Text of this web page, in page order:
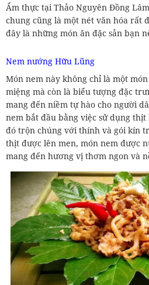
Ẩm thực tại Thảo Nguyên Đồng
chung cũng là một nét văn hóa rất
đây là những món ăn đặc sản bạn
Nem nướng Hữu Lũng
Món nem này không chỉ là một
miệng mà còn là biểu tượng đặc
mang đến niềm tự hào cho người
nem bắt đầu bằng việc sử dụng
đó trộn chúng với thính và gói kín
thịt được lên men, món nem được
mang đến hương vị thơm ngon và